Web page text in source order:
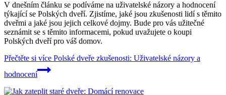
V dnešním článku se podíváme na uživatelské názory a hodnocení
týkající se Polských dveří. Zjistíme, jaké jsou zkušenosti lidí s těmito
dveřmi a jaké jsou jejich celkové dojmy. Bude pro vás užitečné
seznámit se s těmito informacemi, pokud uvažujete o koupi
Polských dveří pro váš domov.
Přečtěte si více Polské dveře zkušenosti: Uživatelské názory a
hodnocení